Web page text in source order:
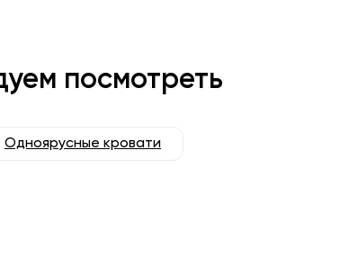
посмотреть
Одноярусные кровати